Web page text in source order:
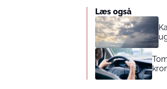
Læs også